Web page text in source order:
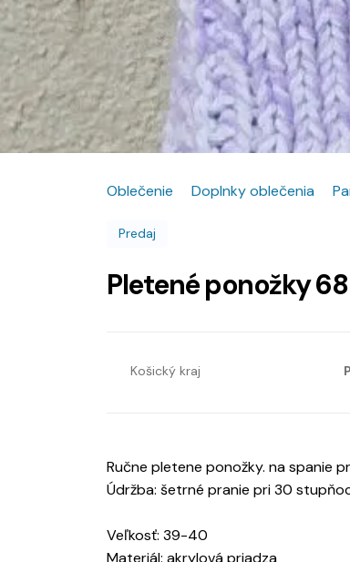
Oblečenie Doplnky oblečenia
Predaj
Pletené ponožky 68
Košický kraj
Ručne pletene ponožky. na spanie
Údržba: šetrné pranie pri 30
Veľkosť: 39-40
Materiál: akrylová priadza